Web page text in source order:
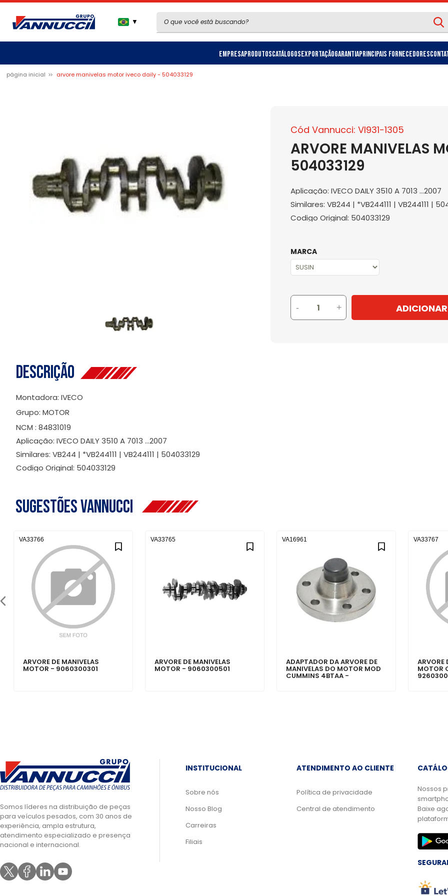
▼
EmpresaProdutosCatálogosExportaçãoGarantiaPrincipais Fornecedores
página inicial arvore manivelas motor iveco daily - 504033129
Cód Vannucci: VI931-1305
ARVORE MANIVELAS
504033129
Aplicação: IVECO DAILY 3510 A 7013 ...2007
Similares: VB244 | *VB244111 | VB244111 |
Codigo Original: 504033129
MARCA
- +
Descrição
Montadora: IVECO
Grupo: MOTOR
NCM : 84831019
Aplicação: IVECO DAILY 3510 A 7013 ...2007
Similares: VB244 | *VB244111 | VB244111 | 504033129
Codigo Original: 504033129
Sugestões Vannucci
ARVORE DE MANIVELAS
MOTOR - 9060300301
VA33766
ARVORE DE MANIVELAS
MOTOR - 9060300501
VA33765
ADAPTADOR DA ARVORE DE
MANIVELAS DO MOTOR MOD
CUMMINS 4BTAA -
VA16961
ARVORE
MOTOR
VA33767
Somos líderes na distribuição de peças
para veículos pesados, com 30 anos de
experiência, ampla estrutura,
atendimento especializado e presença
nacional e internacional.
INSTITUCIONAL
Sobre nós
Nosso Blog
Carreiras
Filiais
ATENDIMENTO AO CLIENTE
Política de privacidade
Central de atendimento
Nossos
Baixe